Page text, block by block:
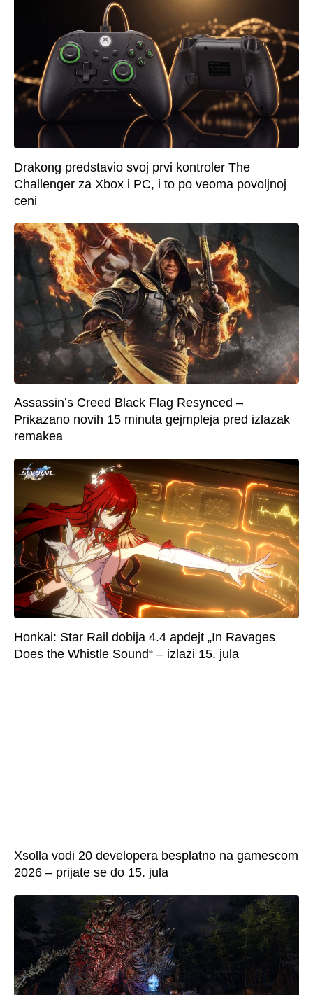
Drakong predstavio svoj prvi kontroler The
Challenger za Xbox i PC, i to po veoma povoljnoj
ceni
Assassin’s Creed Black Flag Resynced –
Prikazano novih 15 minuta gejmpleja pred izlazak
remakea
Honkai: Star Rail dobija 4.4 apdejt „In Ravages
Does the Whistle Sound“ – izlazi 15. jula
Xsolla vodi 20 developera besplatno na gamescom
2026 – prijate se do 15. jula